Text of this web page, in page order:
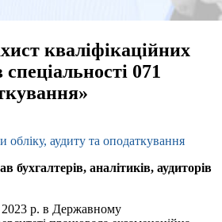
кваліфікаційних
спеціальності 071
аудиту та оподаткування
бухгалтерів, аналітиків, аудиторів
р. в Державному